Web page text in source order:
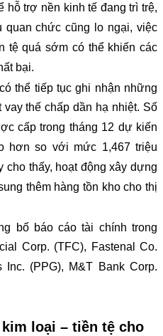
hỗ trợ nền kinh tế đang trì trệ,
quan chức cũng lo ngại, việc
tệ quá sớm có thể khiến các
bại.
thể tiếp tục ghi nhận những
thế chấp dần hạ nhiệt. Số
cấp trong tháng 12 dự kiến
hơn so với mức 1,467 triệu
cho thấy, hoạt động xây dựng
thêm hàng tồn kho cho thị
bố báo cáo tài chính trong
Corp. (TFC), Fastenal Co.
Inc. (PPG), M&T Bank Corp.
loại – tiền tệ cho